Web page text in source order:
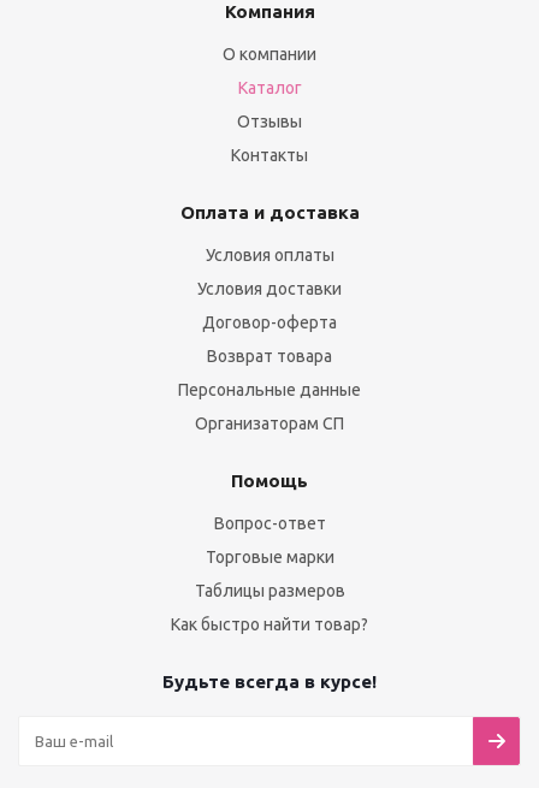
Компания
О компании
Каталог
Отзывы
Контакты
Оплата и доставка
Условия оплаты
Условия доставки
Договор-оферта
Возврат товара
Персональные данные
Организаторам СП
Помощь
Вопрос-ответ
Торговые марки
Таблицы размеров
Как быстро найти товар?
Будьте всегда в курсе!